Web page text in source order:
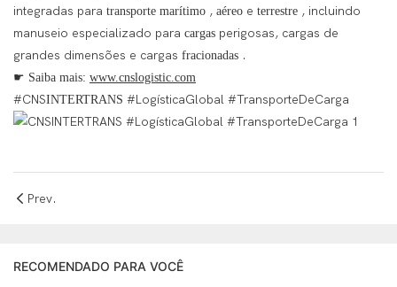
integradas para transporte marítimo , aéreo e terrestre , incluindo
manuseio especializado para cargas perigosas, cargas de
grandes dimensões e cargas fracionadas .
☛ Saiba mais: www.cnslogistic.com
#CNSINTERTRANS #LogísticaGlobal #TransporteDeCarga
Prev.
RECOMENDADO PARA VOCÊ